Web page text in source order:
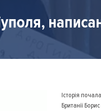
Історія
Британії